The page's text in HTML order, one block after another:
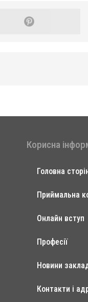
Корисна
Головна
Приймальна
Онлайн вступ
Професії
Новини
Контакти і